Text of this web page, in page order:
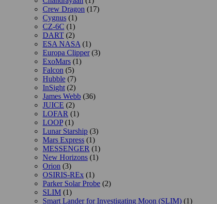
Crew Dragon (17)
Cygnus (1)
CZ-6C (1)
DART (2)
ESA NASA (1)
Europa Clipper(3)
ExoMars (1)
Falcon (5)
Hubble (7)
InSight (2)
James Webb (36)
JUICE (2)
LOFAR (1)
LOOP(1)
Lunar Starship (3)
Mars Express (1)
MESSENGER (1)
New Horizons (1)
Orion (3)
OSIRIS-REx (1)
Parker Solar Probe (2)
SLIM (1)
Smart Lander for Investigating Moon (SLIM) (1)